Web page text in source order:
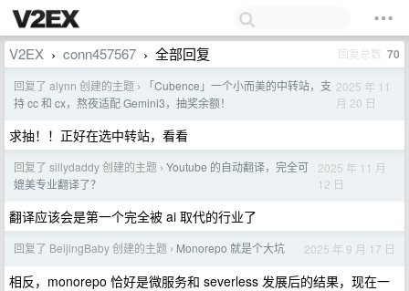
V2EX › conn457567 › 全部回复 回复总数 70
回复了 alynn 创建的主题 ›
「Cubence」一个小而美的中转站，支
持 cc 和 cx，熬夜适配 Gemini3，抽奖余额！
2025 年 11
月 20 日
求抽！！正好在选中转站，看看
回复了 sillydaddy 创建的主题 › Youtube 的自动翻译，完全可
媲美专业翻译了？
2025 年 11 月
12 日
翻译应该会是第一个完全被 ai 取代的行业了
回复了 BeijingBaby 创建的主题 › Monorepo 就是个大坑 2025 年 9 月 17 日
相反，monorepo 恰好是微服务和 severless 发展后的结果，现在一